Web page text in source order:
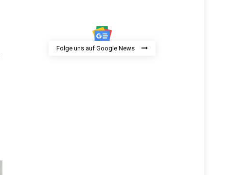
Folge uns auf Google News